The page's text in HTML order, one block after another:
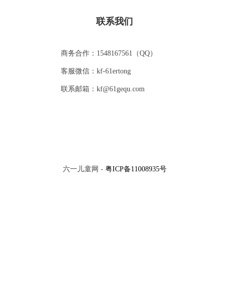
联系我们
商务合作：1548167561（QQ）
客服微信：kf-61ertong
联系邮箱：kf@61gequ.com
六一儿童网 - 粤ICP备11008935号